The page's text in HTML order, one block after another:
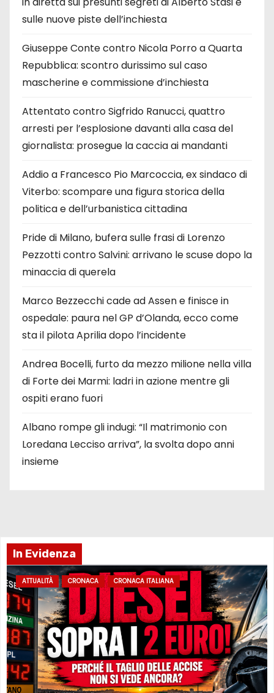
sulle nuove piste dell’inchiesta
Giuseppe Conte contro Nicola Porro a Quarta
Repubblica: scontro durissimo sul caso
mascherine e commissione d’inchiesta
Attentato contro Sigfrido Ranucci, quattro
arresti per l’esplosione davanti alla casa del
giornalista: prosegue la caccia ai mandanti
Addio a Francesco Pio Marcoccia, ex sindaco di
Viterbo: scompare una figura storica della
politica e dell’urbanistica cittadina
Pride di Milano, bufera sulle frasi di Lorenzo
Pezzotti contro Salvini: arrivano le scuse dopo la
minaccia di querela
Marco Bezzecchi cade ad Assen e finisce in
ospedale: paura nel GP d’Olanda, ecco come
sta il pilota Aprilia dopo l’incidente
Andrea Bocelli, furto da mezzo milione nella villa
di Forte dei Marmi: ladri in azione mentre gli
ospiti erano fuori
Albano rompe gli indugi: “Il matrimonio con
Loredana Lecciso arriva”, la svolta dopo anni
insieme
In Evidenza
ATTUALITÀ CRONACA CRONACA ITALIANA